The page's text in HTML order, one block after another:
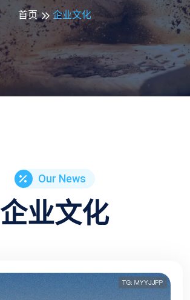
首页 企业文化
Our News
企业文化